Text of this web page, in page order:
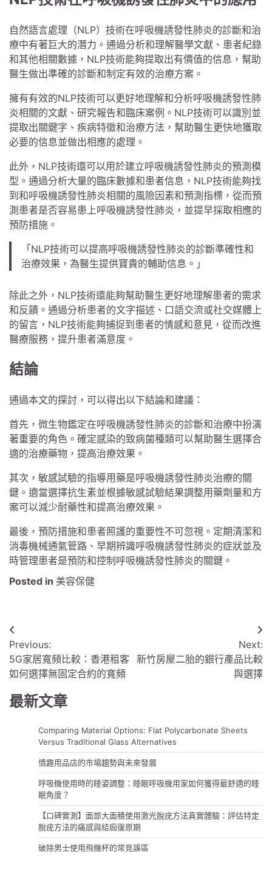
自然語言處理（NLP）技術在呼吸機誘發性肺炎的診斷和治
療中有著巨大的潛力。通過分析和理解醫學文獻、患者紀錄
和其他相關數據，NLP技術能夠提取出有價值的信息，幫助
醫生做出準確的診斷和制定有效的治療方案。
擁有有效的NLP技術可以更好地理解和分析呼吸機誘發性肺
炎相關的文獻、研究報告和臨床案例。NLP技術可以識別並
提取出關鍵字、疾病特徵和治療方法，幫助醫生更快地獲取
必要的信息並做出相應的處理。
此外，NLP技術還可以用於建立呼吸機誘發性肺炎的預測模
型。通過分析大量的臨床數據和患者信息，NLP技術能夠找
到和呼吸機誘發性肺炎相關的風險因素和預測指標，從而預
測患者是否容易患上呼吸機誘發性肺炎，並提早採取相應的
預防措施。
「NLP技術可以提高呼吸機誘發性肺炎的診斷準確性和
治療效果，為醫生提供寶貴的輔助信息。」
除此之外，NLP技術還能夠幫助醫生更好地理解患者的需求
和反饋。通過分析患者的文字描述、口語交流或社交媒體上
的留言，NLP技術能夠捕捉到患者的情感和意見，從而改進
醫療服務，提升患者滿意度。
結論
通過本文的探討，可以得出以下結論和建議：
首先，微生物鑑定在呼吸機誘發性肺炎的診斷和治療中扮演
著重要的角色。確定感染的致病菌種類可以幫助醫生選擇合
適的治療藥物，提高治療效果。
其次，敏感試驗的指導用藥是呼吸機誘發性肺炎治療的關
鍵。適當選擇抗生素並根據敏感試驗結果調整用藥劑量和方
案可以減少耐藥性和提高治療效果。
最後，預防措施和患者照護的重要性不可忽視。定期清潔和
消毒機械通氣管路、早期辨識呼吸機誘發性肺炎的症狀並及
時管理患者是預防和控制呼吸機誘發性肺炎的關鍵。
Posted in 美容保健
文
章
導
覽
Previous:
5G家居寬頻比較：香港租客
如何選擇無固定合約的寬頻
Next:
新竹房屋二胎的銀行產品比較
與選擇
最新文章
Comparing Material Options: Flat Polycarbonate Sheets
Versus Traditional Glass Alternatives
情趣用品店的市場趨勢與未來發展
呼吸機使用時的睡姿調整：睡眠呼吸機用家如何獲得最舒適的睡
眠角度？
【口碑實測】面部大面積使用激光脫疣方法真實體驗：評估特定
脫疣方法的痛感與結痂復原期
破除男士使用飛機杯的常見誤區